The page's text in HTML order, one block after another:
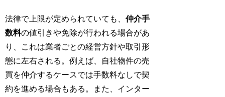
法律で上限が定められていても、仲介手
数料の値引きや免除が行われる場合があ
り、これは業者ごとの経営方針や取引形
態に左右される。例えば、自社物件の売
買を仲介するケースでは手数料なしで契
約を進める場合もある。また、インター